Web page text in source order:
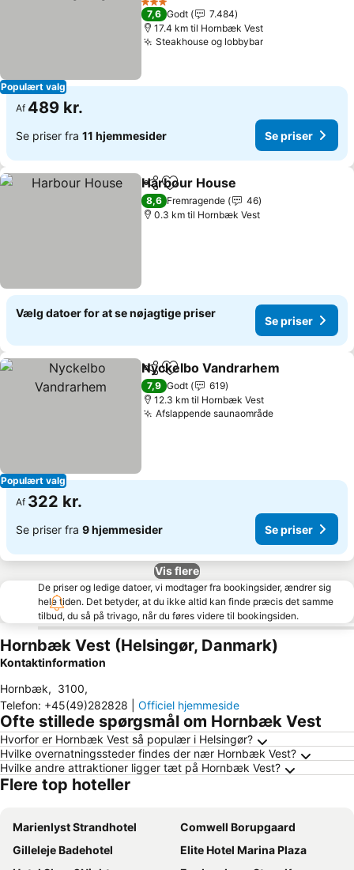
Populært valg
3 Stjerner
7,6 Godt
7.484
17.4 km til Hornbæk Vest
Steakhouse og lobbybar
Af 489 kr.
Se priser fra 11 hjemmesider Se priser
Del Føj til favoritter
Harbour House
8,6 Fremragende
46
0.3 km til Hornbæk Vest
Vælg datoer for at se nøjagtige priser
Se priser
Populært valg
Del Føj til favoritter
Nyckelbo Vandrarhem
7,9 Godt
619
12.3 km til Hornbæk Vest
Afslappende saunaområde
Af 322 kr.
Se priser fra 9 hjemmesider Se priser
Vis flere
De priser og ledige datoer, vi modtager fra bookingsider, ændrer sig
hele tiden. Det betyder, at du ikke altid kan finde præcis det samme
tilbud, du så på trivago, når du føres videre til bookingsiden.
Hornbæk Vest (Helsingør, Danmark)
Kontaktinformation
Hornbæk, 3100,
Telefon: +45(49)282828 Officiel hjemmeside
Ofte stillede spørgsmål om Hornbæk Vest
Hvorfor er Hornbæk Vest så populær i Helsingør?
Hvilke overnatningssteder findes der nær Hornbæk Vest?
Hvilke andre attraktioner ligger tæt på Hornbæk Vest?
Flere top hoteller
Marienlyst Strandhotel
Comwell Borupgaard
Gilleleje Badehotel
Elite Hotel Marina Plaza